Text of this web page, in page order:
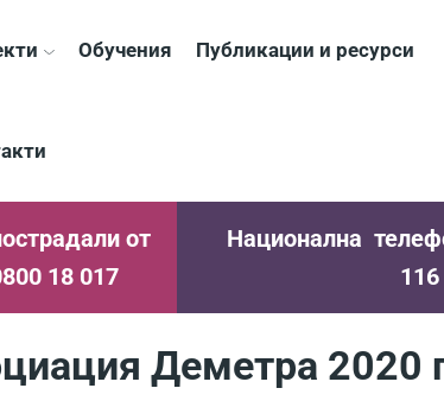
Обучения Публикации и ресурси
от
18 017
Национална
116
Деметра 2020